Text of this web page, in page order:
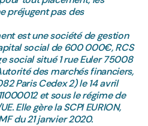
préjugent pas des
est une société de gestion
social de 600 000€, RCS
social situé 1 rue Euler 75008
des marchés financiers,
Paris Cedex 2) le 14 avril
et sous le régime de
Elle gère la SCPI EURION,
du 21 janvier 2020.